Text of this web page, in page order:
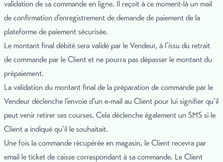
validation de sa commande en ligne. Il reçoit à ce moment-là un mail
de confirmation d’enregistrement de demande de paiement de la
plateforme de paiement sécurisée.
Le montant final débité sera validé par le Vendeur, à l’issu du retrait
de commande par le Client et ne pourra pas dépasser le montant du
prépaiement.
La validation du montant final de la préparation de commande par le
Vendeur déclenche l’envoie d’un e-mail au Client pour lui signifier qu’il
peut venir retirer ses courses. Cela déclenche également un SMS si le
Client a indiqué qu’il le souhaitait.
Une fois la commande récupérée en magasin, le Client recevra par
email le ticket de caisse correspondant à sa commande. Le Client